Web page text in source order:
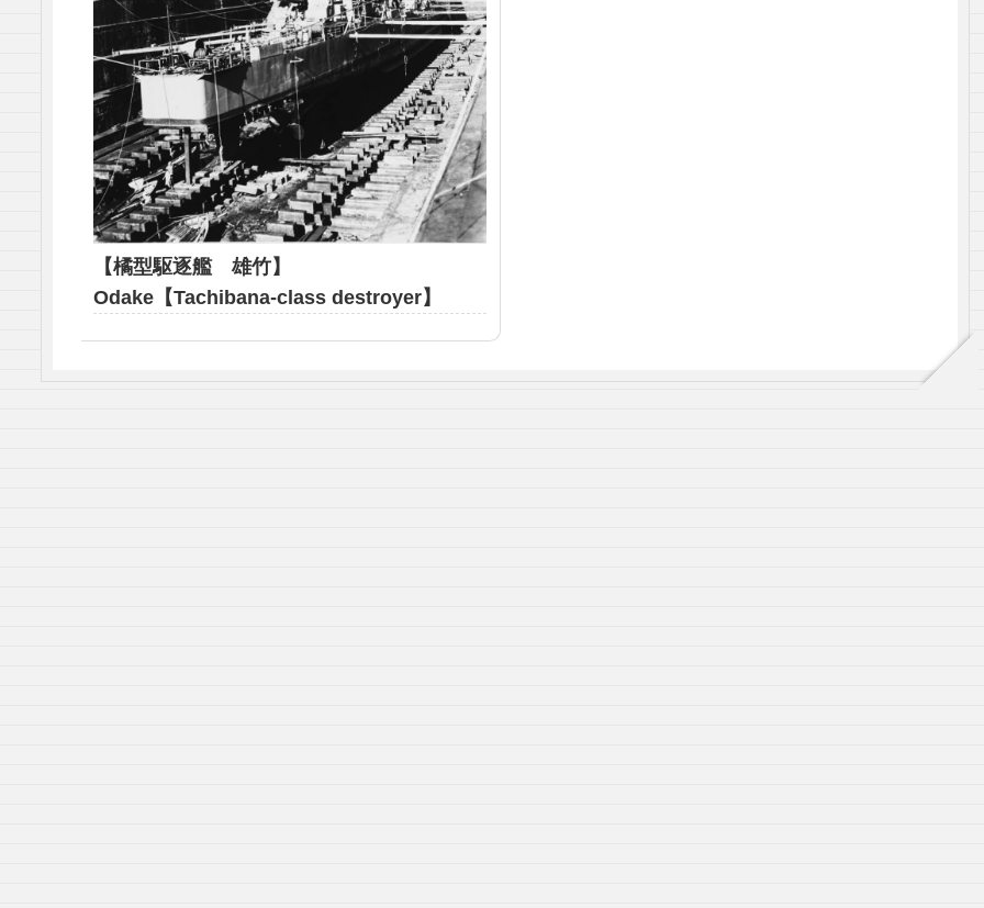
【橘型駆逐艦 雄竹】
Odake【Tachibana-class destroyer】